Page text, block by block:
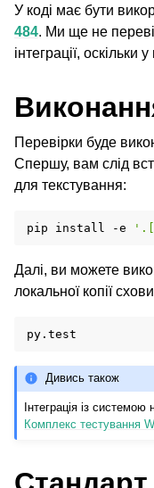
navigation of
У коді має бути
484. Ми ще не
інтеграції,
Перевірки буде
Спершу, вам слід
для текстування:
pip install -e
Далі, ви можете
локальної копії
Дивись також
Інтеграція із
Комплекс тестування